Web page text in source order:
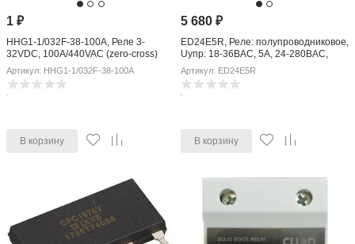
1₽
HHG1-1/032F-38-100A, Реле 3-
32VDC, 100A/440VAC (zero-cross)
Артикул: HHG1-1/032F-38-100A
В корзину
5 680 ₽
ED24E5R, Реле: полупроводниковое,
Uупр: 18-36ВAC, 5А, 24-280ВAC,
панелька
Артикул: ED24E5R
В корзину